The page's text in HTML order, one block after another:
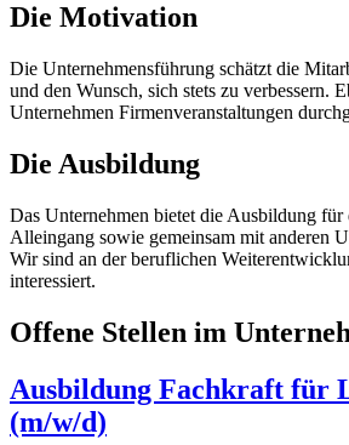
Die Motivation
Die Unternehmensführung schätzt die
und den Wunsch, sich stets zu verbessern.
Unternehmen Firmenveranstaltungen
Die Ausbildung
Das Unternehmen bietet die Ausbildung
Alleingang sowie gemeinsam mit anderen
Wir sind an der beruflichen
interessiert.
Offene Stellen im
Ausbildung Fachkraft für
(m/w/d)